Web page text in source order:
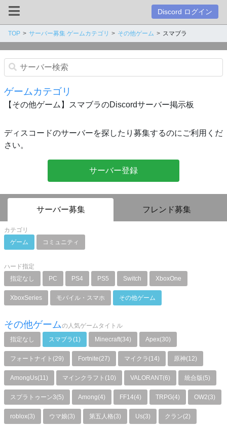
Discord ログイン
TOP サーバー募集 ゲームカテゴリ その他ゲーム スマブラ
ゲームカテゴリ
【その他ゲーム】スマブラのDiscordサーバー掲示板
ディスコードのサーバーを探したり募集するのにご利用くだ
さい。
サーバー登録
サーバー募集 フレンド募集
カテゴリ
ゲーム
コミュニティ
ハード指定
指定なし
PC PS4 PS5 Switch XboxOne
XboxSeries モバイル・スマホ その他ゲーム
その他ゲームの人気ゲームタイトル
指定なし
スマブラ(1) Minecraft(34) Apex(30)
フォートナイト(29) Fortnite(27) マイクラ(14) 原神(12)
AmongUs(11) マインクラフト(10) VALORANT(6) 統合版(5)
スプラトゥーン3(5) Among(4) FF14(4) TRPG(4) OW2(3)
roblox(3) ウマ娘(3) 第五人格(3) Us(3) クラン(2)